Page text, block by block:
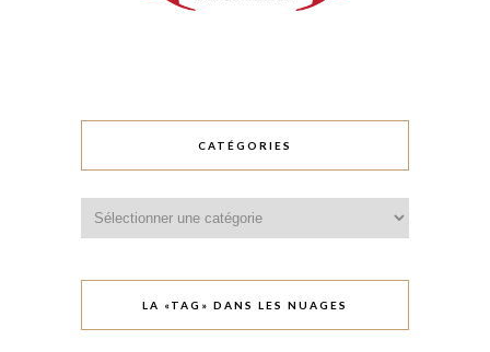
CATÉGORIES
LA «TAG» DANS LES NUAGES